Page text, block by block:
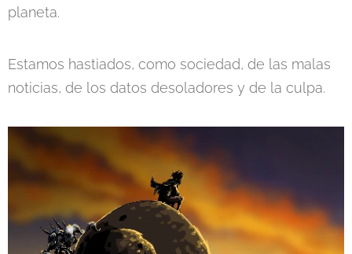
planeta.
Estamos hastiados, como sociedad, de las malas
noticias, de los datos desoladores y de la culpa.